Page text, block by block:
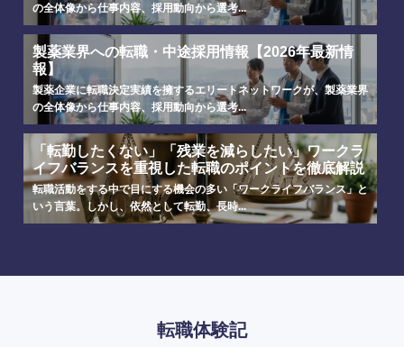
の全体像から仕事内容、採用動向から選考...
製薬業界への転職・中途採用情報【2026年最新情
報】
製薬企業に転職決定実績を擁するエリートネットワークが、製薬業界
の全体像から仕事内容、採用動向から選考...
「転勤したくない」「残業を減らしたい」ワークラ
イフバランスを重視した転職のポイントを徹底解説
転職活動をする中で目にする機会の多い「ワークライフバランス」と
いう言葉。しかし、依然として転勤、長時...
転職体験記